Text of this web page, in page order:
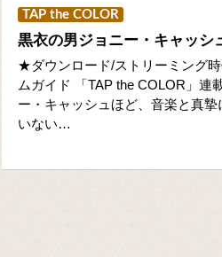
TAP the COLOR
黒衣の男ジョニー・キャッシ
★ダウンロード/ストリーミング
ムガイド 「TAP the COLOR」連
ー・キャッシュほど、音楽と真
いない…